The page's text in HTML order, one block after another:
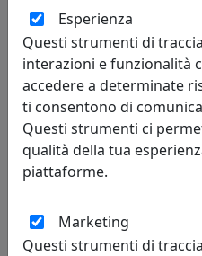
Esperienza
Questi strumenti di
interazioni e funzionalità
accedere a determinate
ti consentono di
Questi strumenti ci
qualità della tua
piattaforme.
Marketing
Questi strumenti di